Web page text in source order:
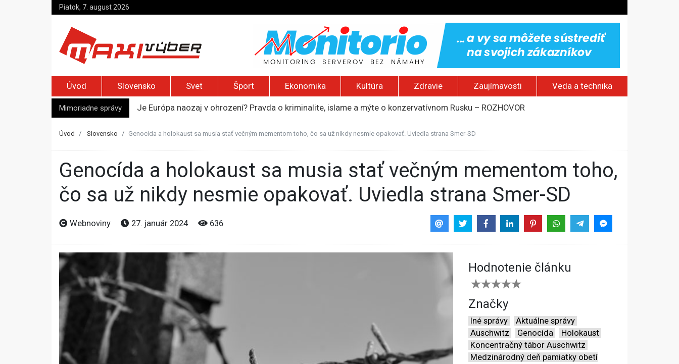
Piatok, 7. august 2026
Úvod Slovensko Svet Šport Ekonomika Kultúra Zdravie Zaujímavosti Veda a technika
Mimoriadne správy
Je Európa naozaj v ohrození? Pravda o kriminalite, islame a mýte o konzervatívnom Rusku – ROZHOVOR
Kyjev žiada EÚ o 220 miliónov eur na pomoc farmárom, ktorých postihla blokáda prístavov
Úvod Slovensko Genocída a holokaust sa musia stať večným mementom toho, čo sa už nikdy nesmie opakovať. Uviedla strana Smer-SD
Genocída a holokaust sa musia stať večným mementom toho,
čo sa už nikdy nesmie opakovať. Uviedla strana Smer-SD
Webnoviny 27. január 2024 636
Hodnotenie článku
Značky
Iné správy
Aktuálne správy
Auschwitz
Genocída
Holokaust
Koncentračný tábor Auschwitz
Medzinárodný deň pamiatky obetí